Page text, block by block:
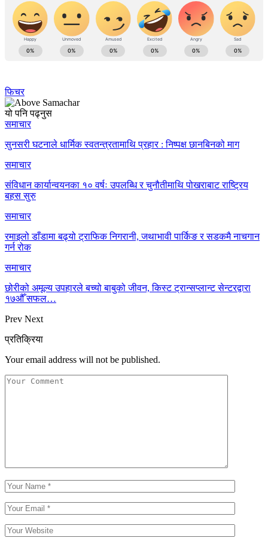
फिचर
यो पनि पढ्नुस
समाचार
सुनसरी घटनाले धार्मिक स्वतन्त्रतामाथि प्रहार : निष्पक्ष छानबिनको माग
समाचार
संविधान कार्यान्वयनका १० वर्षः उपलब्धि र चुनौतीमाथि पोखराबाट राष्ट्रिय
बहस सुरु
समाचार
रमाइलो डाँडामा बढ्यो ट्राफिक निगरानी, जथाभावी पार्किङ र सडकमै नाचगान
गर्न रोक
समाचार
छोरीको अमूल्य उपहारले बच्यो बाबुको जीवन, किस्ट ट्रान्सप्लान्ट सेन्टरद्वारा
१७औँ सफल…
Prev Next
प्रतिक्रिया
Your email address will not be published.